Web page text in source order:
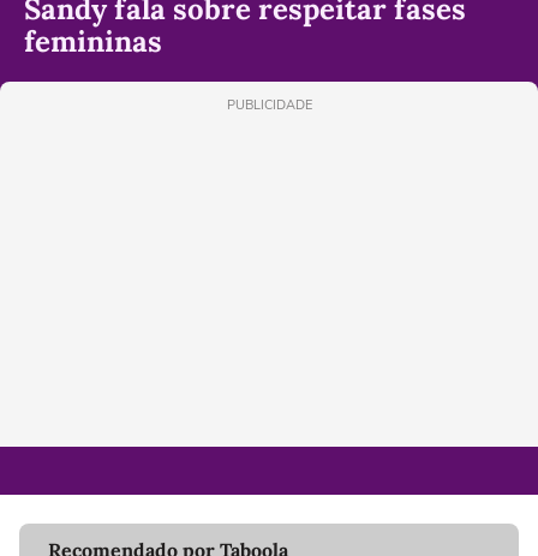
Sandy fala sobre respeitar fases
femininas
PUBLICIDADE
Recomendado por Taboola